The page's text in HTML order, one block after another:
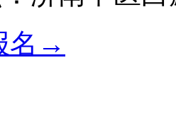
名→